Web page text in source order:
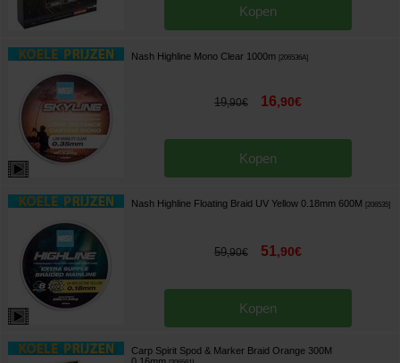
Kopen
Nash Highline Mono Clear 1000m 206536A]
19,90€ 16,90€
Kopen
Nash Highline Floating Braid UV Yellow 0.18mm 600M 206535]
59,90€ 51,90€
Kopen
Carp Spirit Spod & Marker Braid Orange 300M